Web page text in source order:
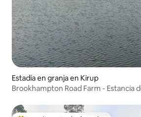
Estadía en granja en Kirup
Brookhampton Road Farm - Estancia